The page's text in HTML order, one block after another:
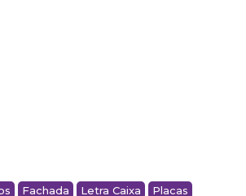
Fachada Letra Caixa Placas